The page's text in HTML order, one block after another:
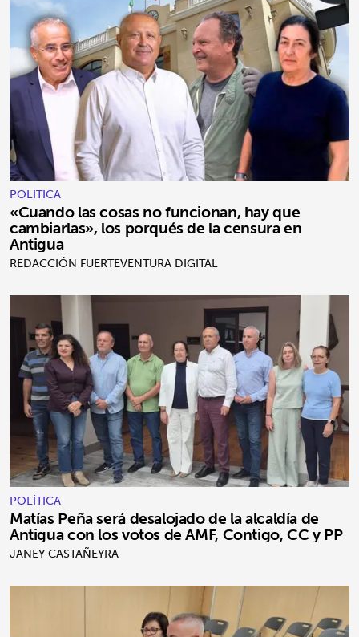
POLÍTICA
«Cuando las cosas no funcionan, hay que
cambiarlas», los porqués de la censura en
Antigua
REDACCIÓN FUERTEVENTURA DIGITAL
POLÍTICA
Matías Peña será desalojado de la alcaldía de
Antigua con los votos de AMF, Contigo, CC y PP
JANEY CASTAÑEYRA